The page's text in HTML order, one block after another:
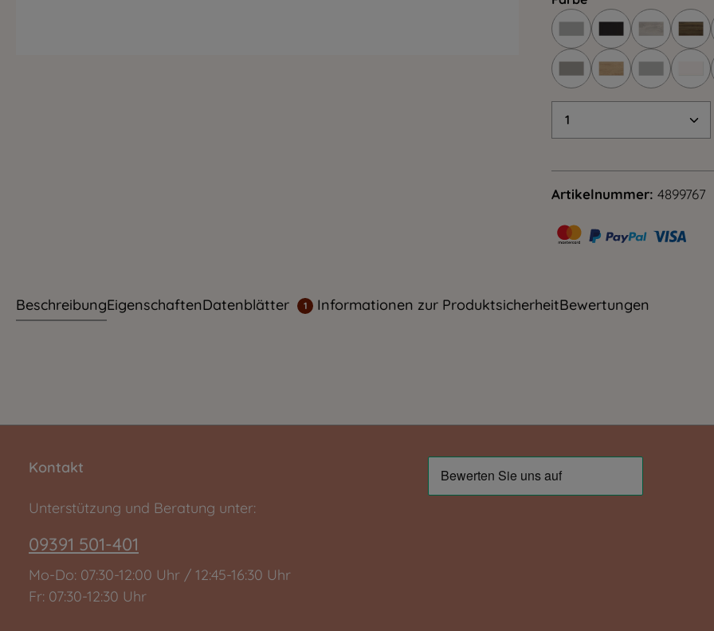
Produkt Anzahl:
Artikelnummer: 4899767
BeschreibungEigenschaftenDatenblätter 1 Informationen zur ProduktsicherheitBewertungen
Kontakt
Unterstützung und Beratung unter:
09391 501-401
Mo-Do: 07:30-12:00 Uhr / 12:45-16:30 Uhr
Fr: 07:30-12:30 Uhr